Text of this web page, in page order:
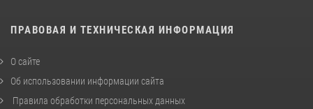
ПРАВОВАЯ И ТЕХНИЧЕСКАЯ ИНФОРМАЦИЯ
О сайте
Об использовании информации сайта
Правила обработки персональных данных